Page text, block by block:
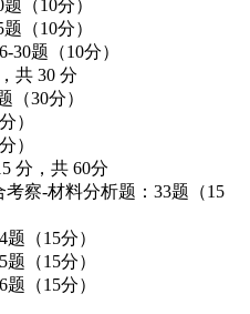
（10分）
（10分）
题（10分）
共 30 分
（30分）
）
）
分，共 60分
察-材料分析题：33题（15
（15分）
（15分）
（15分）